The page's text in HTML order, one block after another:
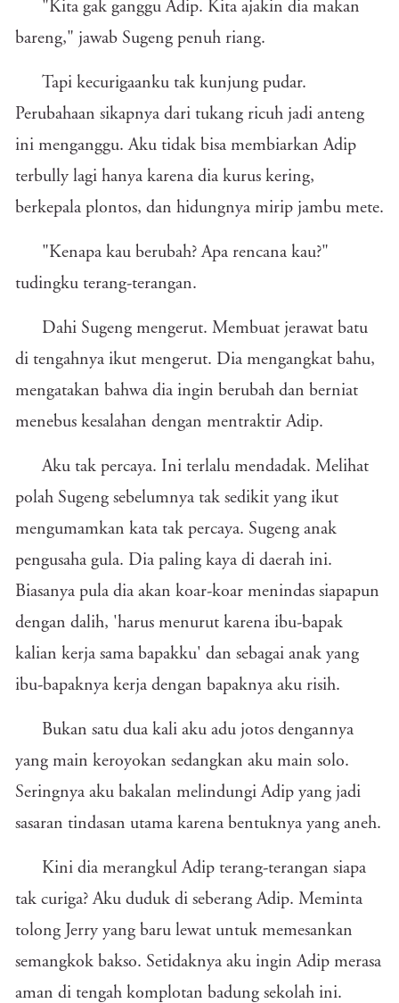
"Kita gak ganggu Adip. Kita ajakin dia makan
bareng," jawab Sugeng penuh riang.
Tapi kecurigaanku tak kunjung pudar.
Perubahaan sikapnya dari tukang ricuh jadi anteng
ini menganggu. Aku tidak bisa membiarkan Adip
terbully lagi hanya karena dia kurus kering,
berkepala plontos, dan hidungnya mirip jambu mete.
"Kenapa kau berubah? Apa rencana kau?"
tudingku terang-terangan.
Dahi Sugeng mengerut. Membuat jerawat batu
di tengahnya ikut mengerut. Dia mengangkat bahu,
mengatakan bahwa dia ingin berubah dan berniat
menebus kesalahan dengan mentraktir Adip.
Aku tak percaya. Ini terlalu mendadak. Melihat
polah Sugeng sebelumnya tak sedikit yang ikut
mengumamkan kata tak percaya. Sugeng anak
pengusaha gula. Dia paling kaya di daerah ini.
Biasanya pula dia akan koar-koar menindas siapapun
dengan dalih, 'harus menurut karena ibu-bapak
kalian kerja sama bapakku' dan sebagai anak yang
ibu-bapaknya kerja dengan bapaknya aku risih.
Bukan satu dua kali aku adu jotos dengannya
yang main keroyokan sedangkan aku main solo.
Seringnya aku bakalan melindungi Adip yang jadi
sasaran tindasan utama karena bentuknya yang aneh.
Kini dia merangkul Adip terang-terangan siapa
tak curiga? Aku duduk di seberang Adip. Meminta
tolong Jerry yang baru lewat untuk memesankan
semangkok bakso. Setidaknya aku ingin Adip merasa
aman di tengah komplotan badung sekolah ini.